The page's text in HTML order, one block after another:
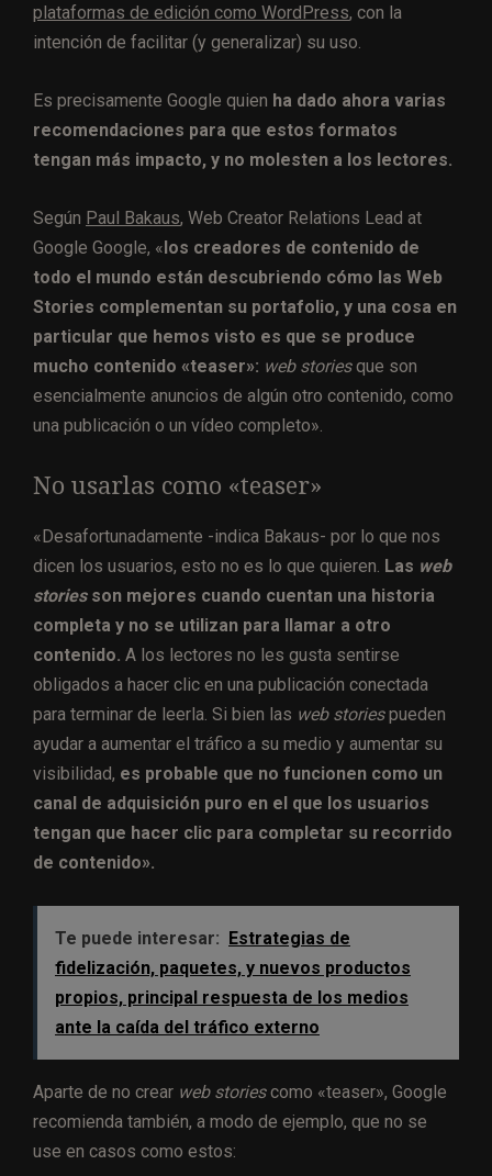
plataformas de edición como WordPress, con la
intención de facilitar (y generalizar) su uso.
Es precisamente Google quien ha dado ahora varias
recomendaciones para que estos formatos
tengan más impacto, y no molesten a los lectores.
Según Paul Bakaus, Web Creator Relations Lead at
Google Google, « los creadores de contenido de
todo el mundo están descubriendo cómo las Web
Stories complementan su portafolio, y una cosa en
particular que hemos visto es que se produce
mucho contenido «teaser»: web storiesque son
esencialmente anuncios de algún otro contenido, como
una publicación o un vídeo completo».
No usarlas como «teaser»
«Desafortunadamente -indica Bakaus- por lo que nos
dicen los usuarios, esto no es lo que quieren. Las web
storiesson mejores cuando cuentan una historia
completa y no se utilizan para llamar a otro
contenido. A los lectores no les gusta sentirse
obligados a hacer clic en una publicación conectada
para terminar de leerla. Si bien las web storiespueden
ayudar a aumentar el tráfico a su medio y aumentar su
visibilidad, es probable que no funcionen como un
canal de adquisición puro en el que los usuarios
tengan que hacer clic para completar su recorrido
de contenido».
Te puede interesar:
Estrategias de
fidelización, paquetes, y nuevos productos
propios, principal respuesta de los medios
ante la caída del tráfico externo
Aparte de no crear web storiescomo «teaser», Google
recomienda también, a modo de ejemplo, que no se
use en casos como estos: